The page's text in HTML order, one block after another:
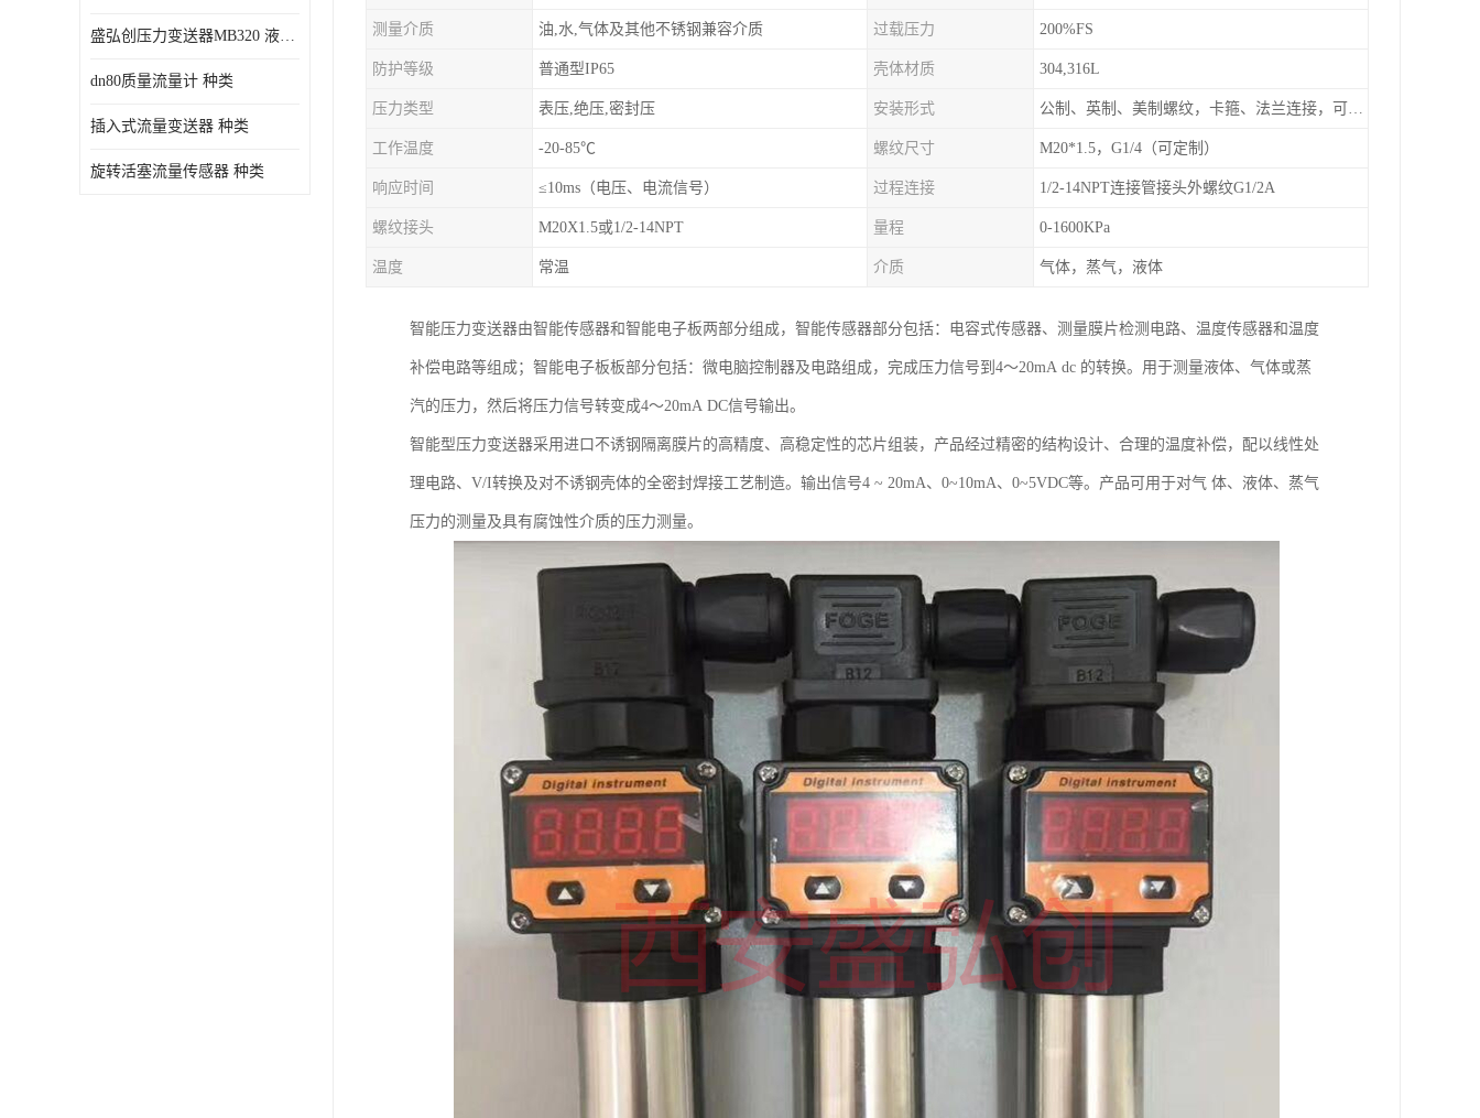
盛弘创压力变送器MB320 液体压力传感器负压计
dn80质量流量计 种类
插入式流量变送器 种类
旋转活塞流量传感器 种类
测量介质 油,水,气体及其他不锈钢兼容介质 过载压力 200%FS
防护等级 普通型IP65 壳体材质 304,316L
压力类型 表压,绝压,密封压 安装形式 公制、英制、美制螺纹，卡箍、法兰连接，可定制
工作温度 -20-85℃ 螺纹尺寸 M20*1.5，G1/4（可定制）
响应时间 ≤10ms（电压、电流信号） 过程连接 1/2-14NPT连接管接头外螺纹G1/2A
螺纹接头 M20X1.5或1/2-14NPT 量程 0-1600KPa
温度 常温 介质 气体，蒸气，液体
智能压力变送器由智能传感器和智能电子板两部分组成，智能传感器部分包括：电容式传感器、测量膜片检测电路、温度传感器和温度
补偿电路等组成；智能电子板板部分包括：微电脑控制器及电路组成，完成压力信号到4～20mA dc 的转换。用于测量液体、气体或蒸
汽的压力，然后将压力信号转变成4～20mA DC信号输出。
智能型压力变送器采用进口不诱钢隔离膜片的高精度、高稳定性的芯片组装，产品经过精密的结构设计、合理的温度补偿，配以线性处
理电路、V/I转换及对不诱钢壳体的全密封焊接工艺制造。输出信号4 ~ 20mA、0~10mA、0~5VDC等。产品可用于对气 体、液体、蒸气
压力的测量及具有腐蚀性介质的压力测量。